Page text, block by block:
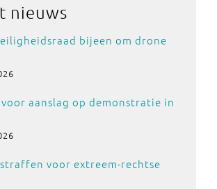
nieuws
bijeen om drone
aanslag op demonstratie in
voor extreem-rechtse